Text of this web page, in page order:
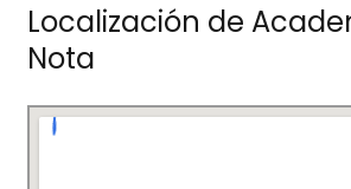
Localización de
Nota